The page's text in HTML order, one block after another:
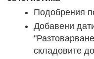
Подобрения
Добавени
складовите